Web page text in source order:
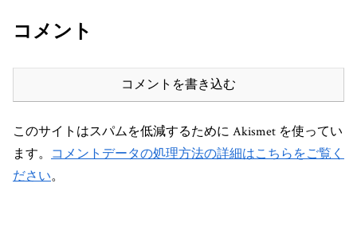
コメント
コメントを書き込む
このサイトはスパムを低減するために Akismet を使ってい
ます。 コメントデータの処理方法の詳細はこちらをご覧く
ださい。